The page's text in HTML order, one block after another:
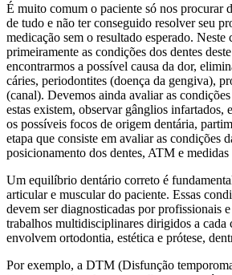
É muito comum o paciente só nos procurar
de tudo e não ter conseguido resolver seu
medicação sem o resultado esperado.
primeiramente as condições dos dentes
encontrarmos a possível causa da dor,
cáries, periodontites (doença da gengiva),
(canal). Devemos ainda avaliar as
estas existem, observar gânglios infartados,
os possíveis focos de origem dentária,
etapa que consiste em avaliar as condições
posicionamento dos dentes, ATM e medidas
Um equilíbrio dentário correto é
articular e muscular do paciente. Essas
devem ser diagnosticadas por profissionais
trabalhos multidisciplinares dirigidos a cada
envolvem ortodontia, estética e prótese,
Por exemplo, a DTM (Disfunção